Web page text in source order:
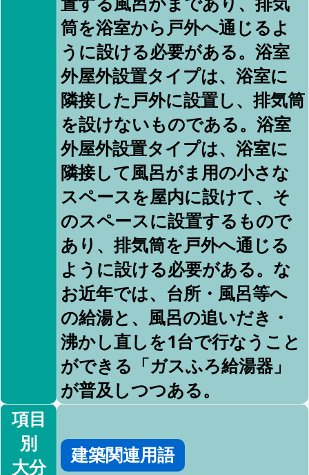
筒を浴室から戸外へ通じるよ
うに設ける必要がある。浴室
外屋外設置タイプは、浴室に
隣接した戸外に設置し、排気筒
を設けないものである。浴室
外屋外設置タイプは、浴室に
隣接して風呂がま用の小さな
スペースを屋内に設けて、そ
のスペースに設置するもので
あり、排気筒を戸外へ通じる
ように設ける必要がある。な
お近年では、台所・風呂等へ
の給湯と、風呂の追いだき・
沸かし直しを1台で行なうこと
ができる「ガスふろ給湯器」
が普及しつつある。
項目
別
大分
建築関連用語